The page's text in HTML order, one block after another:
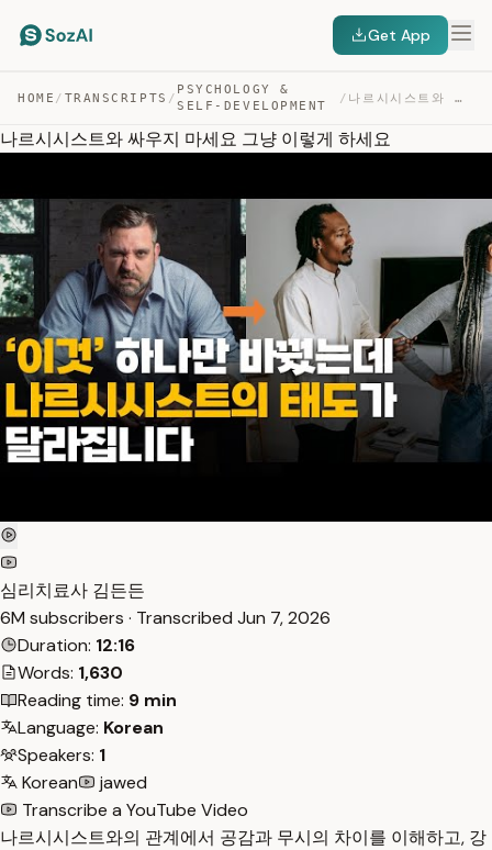
Get App
HOME / TRANSCRIPTS /
PSYCHOLOGY &
SELF-DEVELOPMENT
/ 나르시시스트와 싸우지 마세요 그냥 이렇게 하세요 — TRANSCRIPT
나르시시스트와 싸우지 마세요 그냥 이렇게 하세요
심리치료사 김든든
6M subscribers · Transcribed Jun 7, 2026
Duration: 12:16
Words: 1,630
Reading time: 9 min
Language: Korean
Speakers: 1
Korean
jawed
Transcribe a YouTube Video
나르시시스트와의 관계에서 공감과 무시의 차이를 이해하고, 강